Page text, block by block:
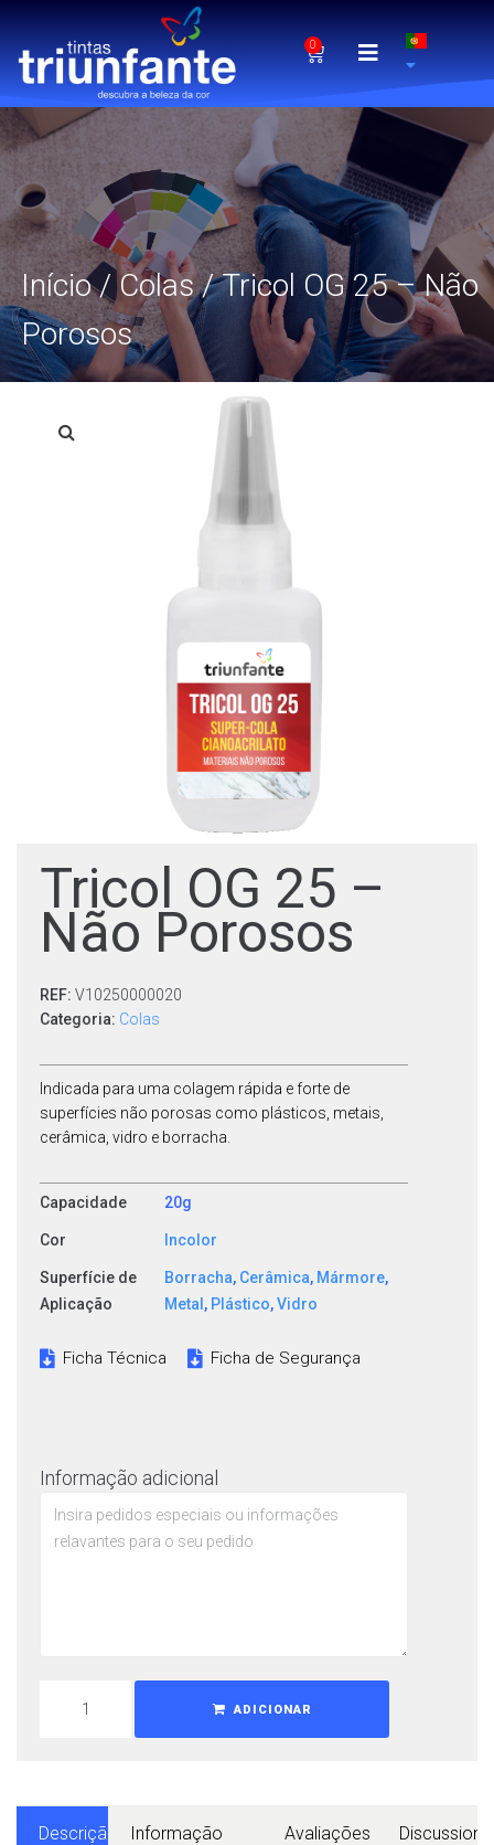
0
Início/Colas/ Tricol OG 25 – Não
Porosos
Tricol OG 25 –
Não Porosos
REF: V10250000020
Categoria: Colas
Indicada para uma colagem rápida e forte de
superfícies não porosas como plásticos, metais,
cerâmica, vidro e borracha.
Capacidade 20g
Cor Incolor
Superfície de
Aplicação
Borracha, Cerâmica, Mármore,
Metal , Plástico,Vidro
Ficha Técnica Ficha de Segurança
Informação adicional
ADICIONAR
Descrição
Informação
Avaliações
Discussions